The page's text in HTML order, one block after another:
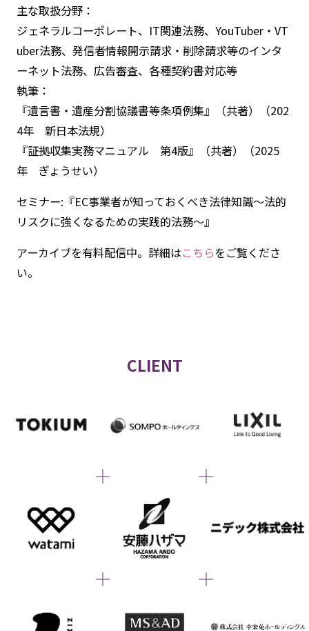
主な取扱分野：
ジェネラルコーポレート、IT関連法務、YouTuber・VT
uber法務、発信者情報開示請求・削除請求等のインタ
ーネット法務、広告審査、各種契約書対応等
執筆：
『遺言書・遺産分割協議書等条項例集』（共著）（202
4年 新日本法規）
『証拠収集実務マニュアル 第4版』（共著）（2025
年 ぎょうせい）
セミナー:『EC事業者が知っておくべき法律知識～法的
リスクに強くなるための実践的法務～』
アーカイブを有料配信中。詳細はこちらをご覧くださ
い。
CLIENT